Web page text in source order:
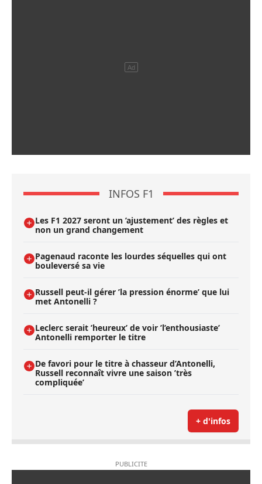
INFOS F1
Les F1 2027 seront un ’ajustement’ des règles et
non un grand changement
Pagenaud raconte les lourdes séquelles qui ont
bouleversé sa vie
Russell peut-il gérer ’la pression énorme’ que lui
met Antonelli ?
Leclerc serait ’heureux’ de voir ’l’enthousiaste’
Antonelli remporter le titre
De favori pour le titre à chasseur d’Antonelli,
Russell reconnaît vivre une saison ’très
compliquée’
+ d'infos